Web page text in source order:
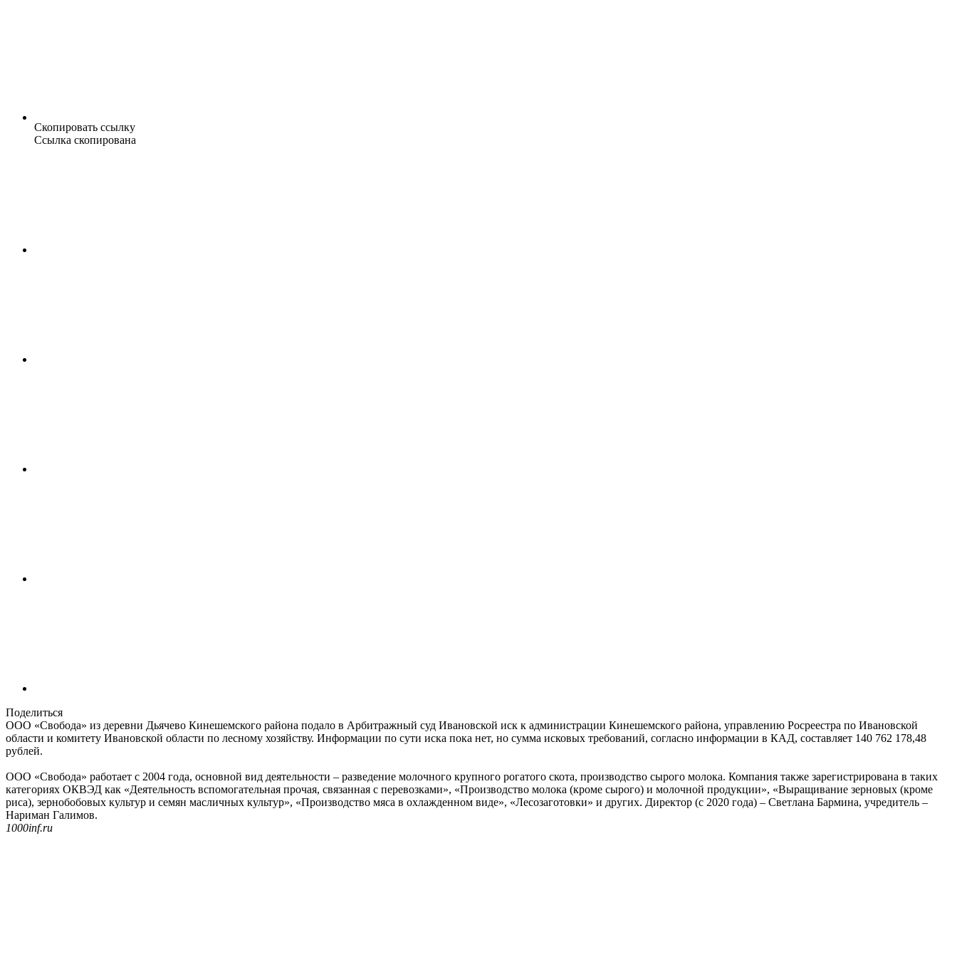
Скопировать ссылку
Ссылка скопирована
Поделиться
ООО «Свобода» из деревни Дьячево Кинешемского района подало в Арбитражный суд Ивановской иск к администрации Кинешемского района, управлению Росреестра по Ивановской
области и комитету Ивановской области по лесному хозяйству. Информации по сути иска пока нет, но сумма исковых требований, согласно информации в КАД, составляет 140 762 178,48
рублей.
ООО «Свобода» работает с 2004 года, основной вид деятельности – разведение молочного крупного рогатого скота, производство сырого молока. Компания также зарегистрирована в таких
категориях ОКВЭД как «Деятельность вспомогательная прочая, связанная с перевозками», «Производство молока (кроме сырого) и молочной продукции», «Выращивание зерновых (кроме
риса), зернобобовых культур и семян масличных культур», «Производство мяса в охлажденном виде», «Лесозаготовки» и других. Директор (с 2020 года) – Светлана Бармина, учредитель –
Нариман Галимов.
1000inf.ru